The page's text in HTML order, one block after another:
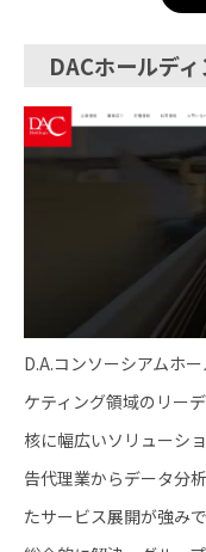
DACホールデ
D.A.コンソーシアムホ
ケティング領域のリー
核に幅広いソリューシ
告代理業からデータ分
たサービス展開が強み